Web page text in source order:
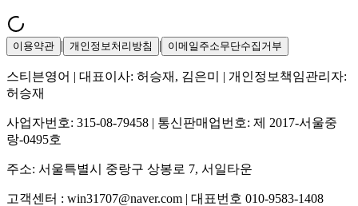
이용약관 | 개인정보처리방침 | 이메일주소무단수집거부
스티븐영어 | 대표이사: 허승재, 김은미
| 개인정보책임관리자:
허승재
사업자번호: 315-08-79458 | 통신판매업번호: 제 2017-서울중
랑-0495호
주소: 서울특별시 중랑구 상봉로 7, 서일타운
고객센터 : win31707@naver.com | 대표번호 010-9583-1408